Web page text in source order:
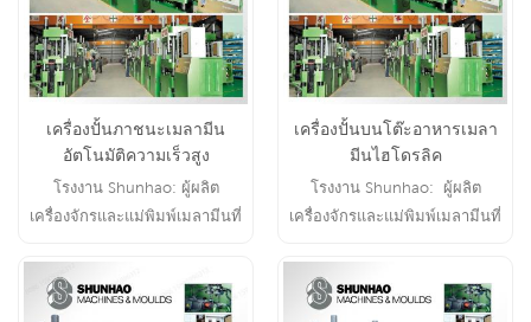
เครื่องปั้นภาชนะเมลามีน
อัตโนมัติความเร็วสูง
โรงงาน Shunhao: ผู้ผลิต
เครื่องจักรและแม่พิมพ์เมลามีนที่
เครื่องปั้นบนโต๊ะอาหารเมลา
มีนไฮโดรลิค
โรงงาน Shunhao: ผู้ผลิต
เครื่องจักรและแม่พิมพ์เมลามีนที่